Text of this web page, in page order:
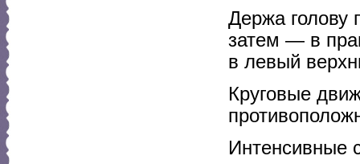
Держа голову
затем — в
в левый
Круговые
Интенсивные